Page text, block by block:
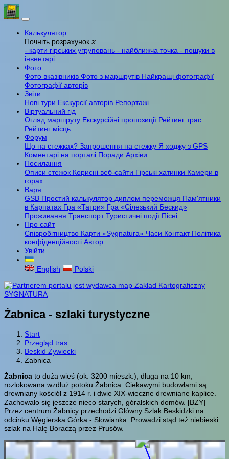
Калькулятор
Почніть розрахунок з:
- карти гірських угруповань - найближча точка - пошуки в
інвентарі
Фото
Фото вказівників Фото з маршрутів Найкращі фотографії
Фотографії авторів
Звіти
Нові тури Екскурсії авторів Репортажі
Віртуальний гід
Огляд маршруту Екскурсійні пропозиції Рейтинг трас
Рейтинг місць
Форум
Що на стежках? Запрошення на стежку Я ходжу з GPS
Коментарі на порталі Поради Архіви
Посилання
Описи стежок Корисні веб-сайти Гірські хатинки Камери в
горах
Варя
GSB Простий калькулятор диплом переможця Пам'ятники
в Карпатах Гра «Татри» Гра «Сілезький Бескид»
Проживання ТранспортТуристичні події Пісні
Про сайт
Співробітництво Карти «Sygnatura» Часи Контакт Політика
конфіденційності Автор
Увійти
English Polski
Żabnica - szlaki turystyczne
Start
Przegląd tras
Beskid Żywiecki
Żabnica
Żabnica to duża wieś (ok. 3200 mieszk.), długa na 10 km,
rozlokowana wzdłuż potoku Żabnica. Ciekawymi budowlami są:
drewniany kościół z 1914 r. i dwie XIX-wieczne drewniane kaplice.
Zachowało się jeszcze nieco starych, góralskich domów. [BZY]
Przez centrum Żabnicy przechodzi Główny Szlak Beskidzki na
odcinku Węgierska Górka - Słowianka. Prowadzi stąd też niebieski
szlak na Halę Boraczą przez Prusów.